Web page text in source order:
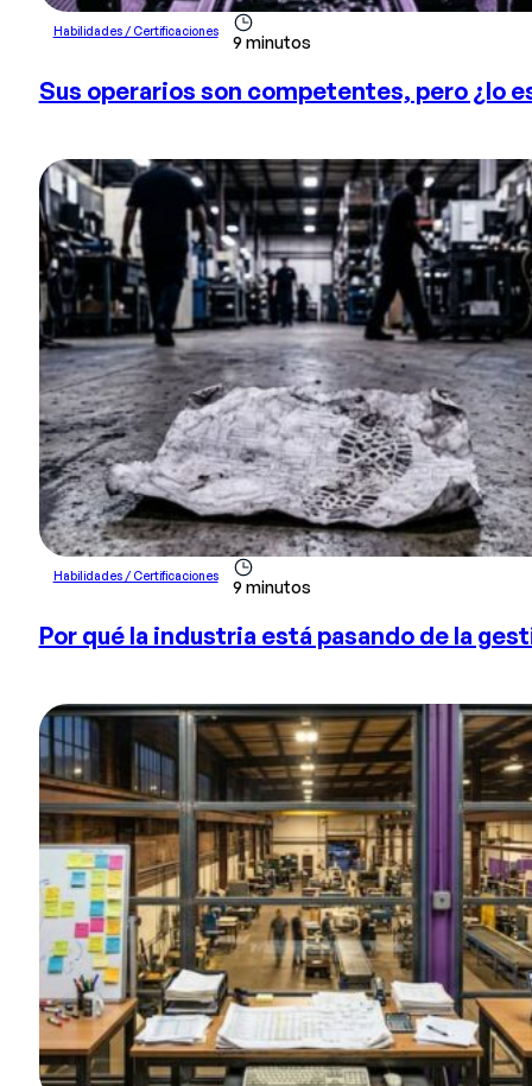
Habilidades / Certificaciones
9 minutos
Sus operarios son competentes, pero ¿lo
Habilidades / Certificaciones
9 minutos
Por qué la industria está pasando de la